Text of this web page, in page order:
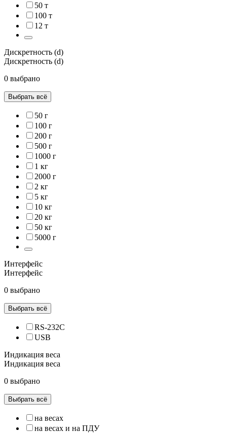
50 т
100 т
12 т
Дискретность (d)
Дискретность (d)
0 выбрано
Выбрать всё
50 г
100 г
200 г
500 г
1000 г
1 кг
2000 г
2 кг
5 кг
10 кг
20 кг
50 кг
5000 г
Интерфейс
Интерфейс
0 выбрано
Выбрать всё
RS-232C
USB
Индикация веса
Индикация веса
0 выбрано
Выбрать всё
на весах
на весах и на ПДУ